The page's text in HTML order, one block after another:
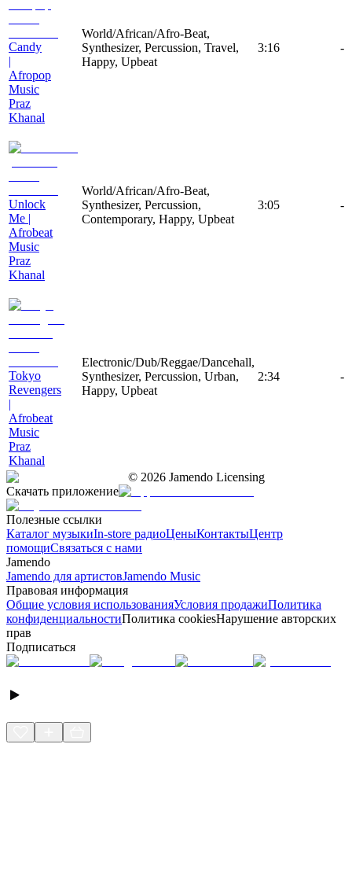
Candy
|
Afropop
Music
Praz
Khanal
World/African/Afro-Beat,
Synthesizer, Percussion, Travel,
Happy, Upbeat
3:16 -
Unlock
Me |
Afrobeat
Music
Praz
Khanal
World/African/Afro-Beat,
Synthesizer, Percussion,
Contemporary, Happy, Upbeat
3:05 -
Tokyo
Revengers
|
Afrobeat
Music
Praz
Khanal
Electronic/Dub/Reggae/Dancehall,
Synthesizer, Percussion, Urban,
Happy, Upbeat
2:34 -
© 2026 Jamendo Licensing
Скачать приложение
Полезные ссылки
Каталог музыкиIn-store радиоЦеныКонтактыЦентр
помощиСвязаться с нами
Jamendo
Jamendo для артистовJamendo Music
Правовая информация
Общие условия использованияУсловия продажиПолитика
конфиденциальностиПолитика cookiesНарушение авторских
прав
Подписаться